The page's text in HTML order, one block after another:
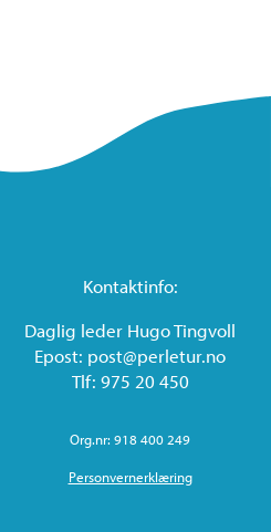
Kontaktinfo:
Daglig leder Hugo Tingvoll
Epost: post@perletur.no
Tlf: 975 20 450
Org.nr: 918 400 249
Personvernerklæring